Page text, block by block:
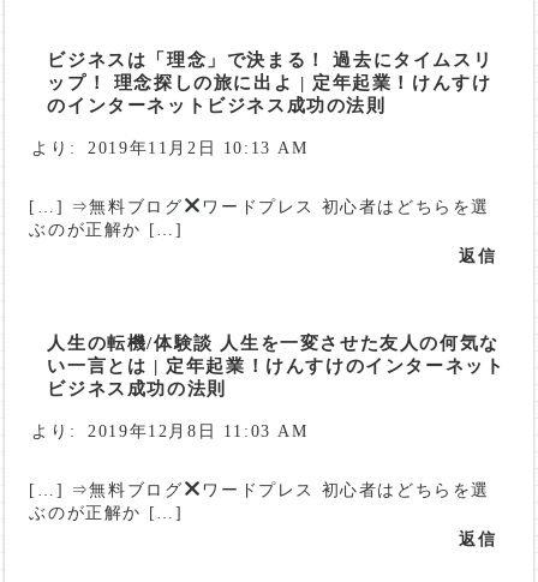
ビジネスは「理念」で決まる！ 過去にタイムスリ
ップ！ 理念探しの旅に出よ | 定年起業！けんすけ
のインターネットビジネス成功の法則
より: 2019年11月2日 10:13 AM
[…] ⇒無料ブログ
ワードプレス 初心者はどちらを選
ぶのが正解か […]
返信
人生の転機/体験談 人生を一変させた友人の何気な
い一言とは | 定年起業！けんすけのインターネット
ビジネス成功の法則
より: 2019年12月8日 11:03 AM
[…] ⇒無料ブログ
ワードプレス 初心者はどちらを選
ぶのが正解か […]
返信